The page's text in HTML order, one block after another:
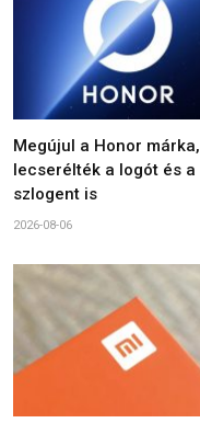
Megújul a Honor márka,
lecserélték a logót és a
szlogent is
2026-08-06